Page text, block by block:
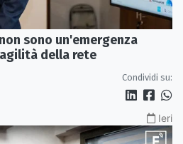
sono un'emergenza
della rete
Condividi su:
Ieri